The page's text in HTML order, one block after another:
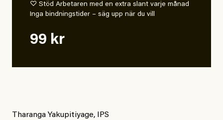
♡ Stöd Arbetaren med en extra slant varje månad
Inga bindningstider – säg upp när du vill
99 kr
Tharanga Yakupitiyage, IPS